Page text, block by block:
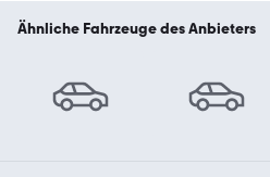
Ähnliche Fahrzeuge des Anbieters